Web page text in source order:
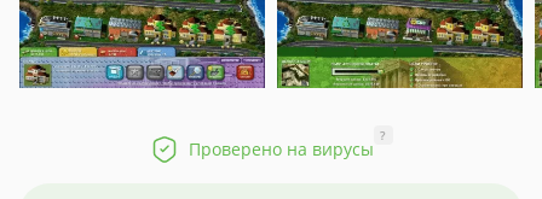
Проверено на вирусы
?